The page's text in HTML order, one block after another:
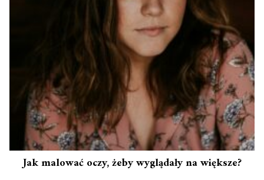
Jak malować oczy, żeby wyglądały na większe?